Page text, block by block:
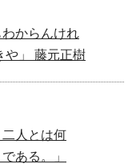
からんけれ
」 藤元正樹
二人とは何
ある。」